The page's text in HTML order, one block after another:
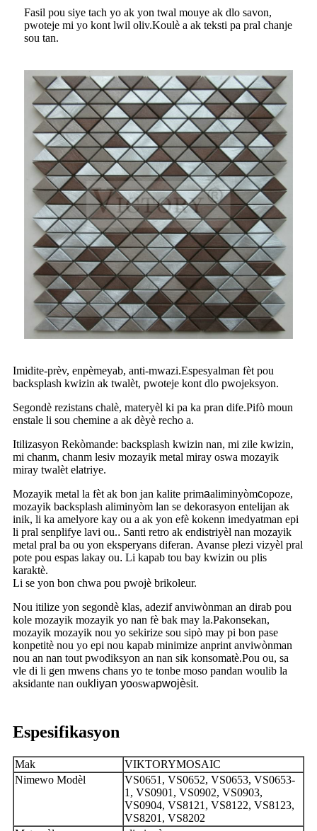
Fasil pou siye tach yo ak yon twal mouye ak dlo savon,
pwoteje mi yo kont lwil oliv.Koulè a ​​ak teksti pa pral chanje
sou tan.
Imidite-prèv, enpèmeyab, anti-mwazi.Espesyalman fèt pou
backsplash kwizin ak twalèt, pwoteje kont dlo pwojeksyon.
Segondè rezistans chalè, materyèl ki pa ka pran dife.Pifò moun
enstale li sou chemine a ak dèyè recho a.
Itilizasyon Rekòmande: backsplash kwizin nan, mi zile kwizin,
mi chanm, chanm lesiv mozayik metal miray oswa mozayik
miray twalèt elatriye.
Mozayik metal la fèt ak bon jan kalite primaaliminyòmcopoze,
mozayik backsplash aliminyòm lan se dekorasyon entelijan ak
inik, li ka amelyore kay ou a ak yon efè kokenn imedyatman epi
li pral senplifye lavi ou.. Santi retro ak endistriyèl nan mozayik
metal pral ba ou yon eksperyans diferan. Avanse plezi vizyèl pral
pote pou espas lakay ou. Li kapab tou bay kwizin ou plis
karaktè.
Li se yon bon chwa pou pwojè brikoleur.
Nou itilize yon segondè klas, adezif anviwònman an dirab pou
kole mozayik mozayik yo nan fè bak may la.Pakonsekan,
mozayik mozayik nou yo sekirize sou sipò may pi bon pase
konpetitè nou yo epi nou kapab minimize anprint anviwònman
nou an nan tout pwodiksyon an nan sik konsomatè.Pou ou, sa
vle di li gen mwens chans yo te tonbe moso pandan woulib la
aksidante nan oukliyan yooswapwojèsit.
Espesifikasyon
Mak
VIKTORYMOSAIC
Nimewo Modèl
VS0651, VS0652, VS0653, VS0653-
1, VS0901, VS0902, VS0903,
VS0904, VS8121, VS8122, VS8123,
VS8201, VS8202